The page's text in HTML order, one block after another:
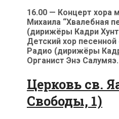
16.00 — Концерт хора
Михаила “Хвалебная
(дирижёры Кадри
Детский хор
Радио (дирижёры
Органист Энэ Салумяэ.
Церковь св.
Свободы, 1)